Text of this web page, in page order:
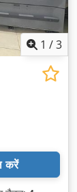
1 /3
करें